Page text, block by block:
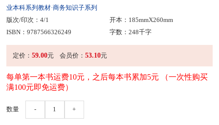
业本科系列教材·商务知识子系列
版次/印次：4/1
开本：185mmX260mm
ISBN：9787566326249
字数：248千字
定价： 59.00元 会员价：53.10元
每单第一本书运费10元，之后每本书累加5元 （一次性购买
满100元即免运费）
数量 - 1 +